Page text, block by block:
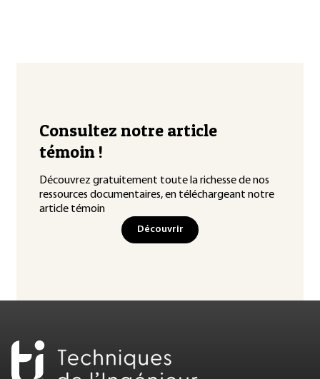
Consultez notre article
témoin !
Découvrez gratuitement toute la richesse de nos
ressources documentaires, en téléchargeant notre
article témoin
Découvrir